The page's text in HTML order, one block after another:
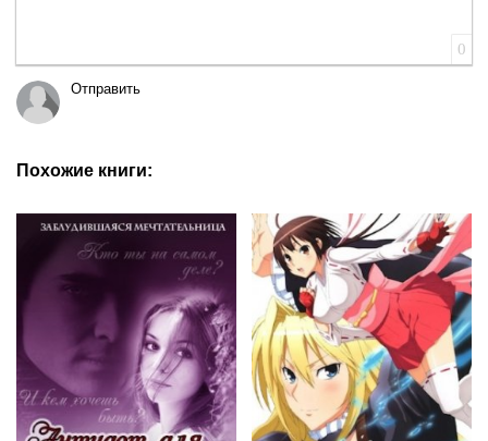
0
Отправить
Похожие книги: